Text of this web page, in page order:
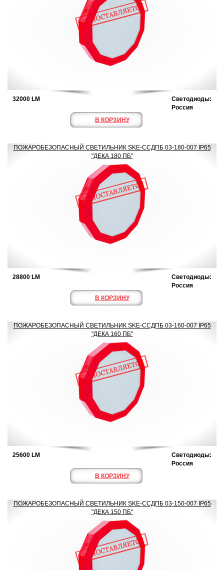
32000 LM
Светодиоды:
Россия
В КОРЗИНУ
ПОЖАРОБЕЗОПАСНЫЙ СВЕТИЛЬНИК SKE-ССДПБ 03-180-007 IP65
"ДЕКА 180 ПБ"
28800 LM
Светодиоды:
Россия
В КОРЗИНУ
ПОЖАРОБЕЗОПАСНЫЙ СВЕТИЛЬНИК SKE-ССДПБ 03-160-007 IP65
"ДЕКА 160 ПБ"
25600 LM
Светодиоды:
Россия
В КОРЗИНУ
ПОЖАРОБЕЗОПАСНЫЙ СВЕТИЛЬНИК SKE-ССДПБ 03-150-007 IP65
"ДЕКА 150 ПБ"